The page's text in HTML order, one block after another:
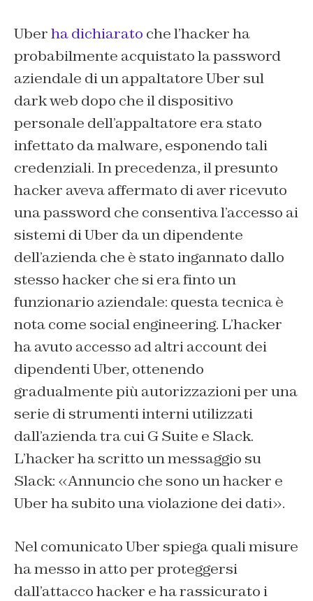
Uberha dichiarato che l’hacker ha
probabilmente acquistato la password
aziendale di un appaltatore Uber sul
dark web dopo che il dispositivo
personale dell’appaltatore era stato
infettato da malware, esponendo tali
credenziali. In precedenza, il presunto
hacker aveva affermato di aver ricevuto
una password che consentiva l’accesso ai
sistemi di Uber da un dipendente
dell’azienda che è stato ingannato dallo
stesso hacker che si era finto un
funzionario aziendale: questa tecnica è
nota come social engineering. L’hacker
ha avuto accesso ad altri account dei
dipendenti Uber, ottenendo
gradualmente più autorizzazioni per una
serie di strumenti interni utilizzati
dall’azienda tra cui G Suite e Slack.
L’hacker ha scritto un messaggio su
Slack: «Annuncio che sono un hacker e
Uber ha subito una violazione dei dati».
Nel comunicato Uber spiega quali misure
ha messo in atto per proteggersi
dall’attacco hacker e ha rassicurato i